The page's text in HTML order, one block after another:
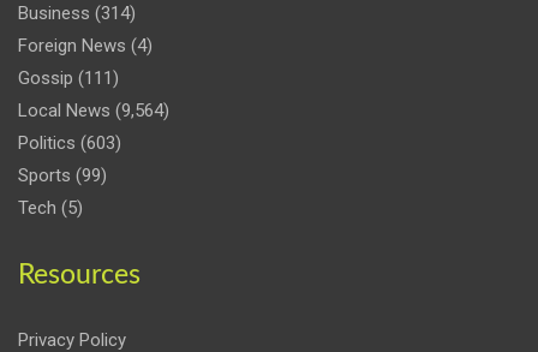
Business (314)
Foreign News (4)
Gossip (111)
Local News (9,564)
Politics (603)
Sports (99)
Tech (5)
Resources
Privacy Policy